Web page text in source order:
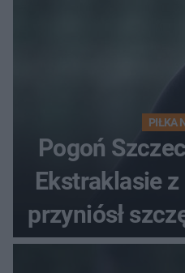
PIŁKA
Pogoń
Ekstraklasie
przyniósł